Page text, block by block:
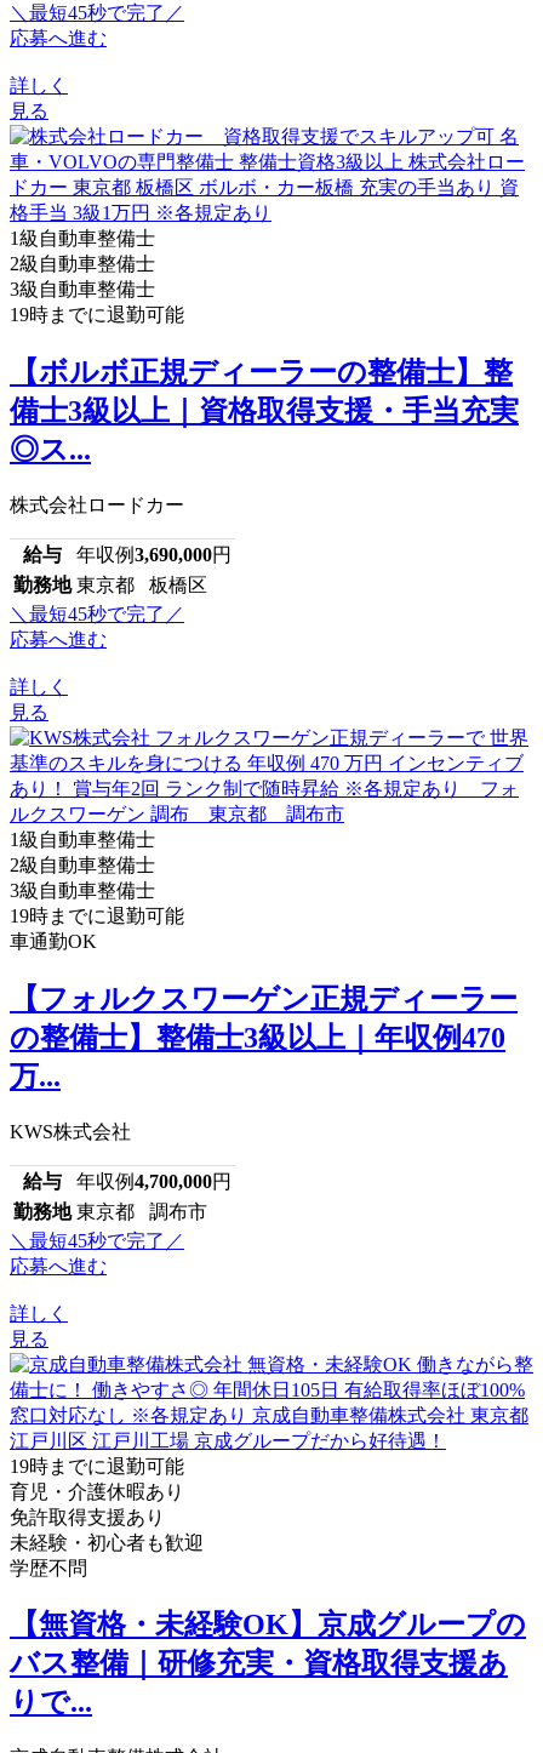
＼最短45秒で完了／
応募へ進む
詳しく
見る
1級自動車整備士
2級自動車整備士
3級自動車整備士
19時までに退勤可能
【ボルボ正規ディーラーの整備士】整
備士3級以上｜資格取得支援・手当充実
◎ス...
株式会社ロードカー
給与 年収例3,690,000円
勤務地 東京都 板橋区
＼最短45秒で完了／
応募へ進む
詳しく
見る
1級自動車整備士
2級自動車整備士
3級自動車整備士
19時までに退勤可能
車通勤OK
【フォルクスワーゲン正規ディーラー
の整備士】整備士3級以上｜年収例470
万...
KWS株式会社
給与 年収例4,700,000円
勤務地 東京都 調布市
＼最短45秒で完了／
応募へ進む
詳しく
見る
19時までに退勤可能
育児・介護休暇あり
免許取得支援あり
未経験・初心者も歓迎
学歴不問
【無資格・未経験OK】京成グループの
バス整備｜研修充実・資格取得支援あ
りで...